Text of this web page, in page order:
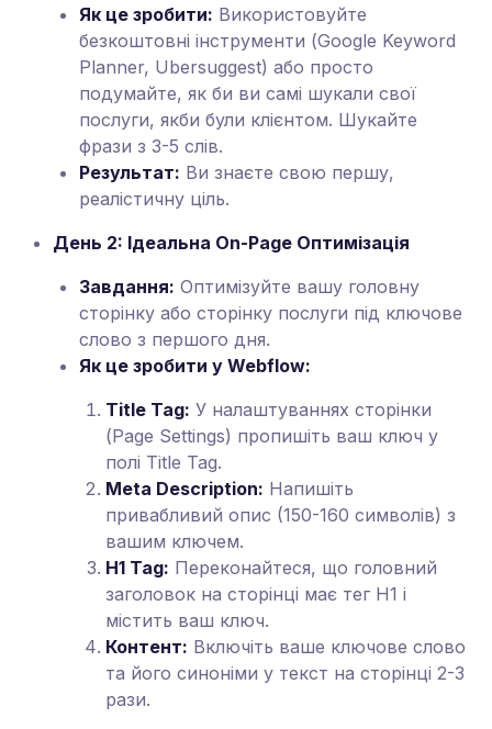
Як це зробити: Використовуйте
безкоштовні інструменти (Google Keyword
Planner, Ubersuggest) або просто
подумайте, як би ви самі шукали свої
послуги, якби були клієнтом. Шукайте
фрази з 3-5 слів.
Результат: Ви знаєте свою першу,
реалістичну ціль.
День 2: Ідеальна On-Page Оптимізація
Завдання: Оптимізуйте вашу головну
сторінку або сторінку послуги під ключове
слово з першого дня.
Як це зробити у Webflow:
Title Tag: У налаштуваннях сторінки
(Page Settings) пропишіть ваш ключ у
полі Title Tag.
Meta Description: Напишіть
привабливий опис (150-160 символів) з
вашим ключем.
H1 Tag: Переконайтеся, що головний
заголовок на сторінці має тег H1 і
містить ваш ключ.
Контент: Включіть ваше ключове слово
та його синоніми у текст на сторінці 2-3
рази.